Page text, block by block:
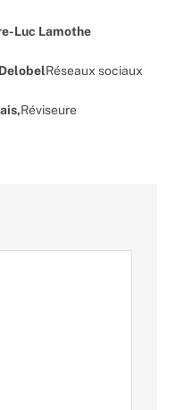
Luc Lamothe
Réseaux sociaux
Réviseure